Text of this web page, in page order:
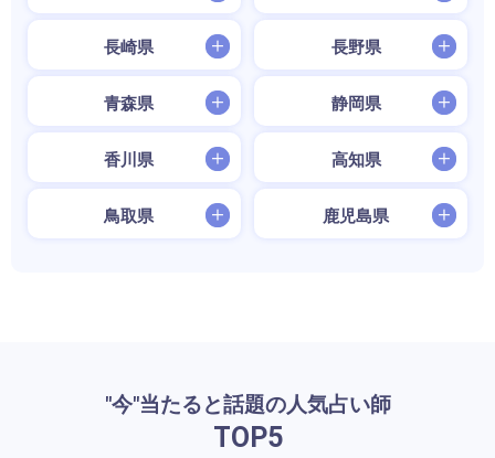
長崎県 長野県
青森県 静岡県
香川県 高知県
鳥取県 鹿児島県
"今"当たると話題の人気占い師
TOP5